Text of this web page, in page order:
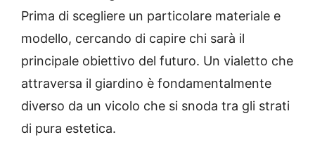
Prima di scegliere un particolare materiale e
modello, cercando di capire chi sarà il
principale obiettivo del futuro. Un vialetto che
attraversa il giardino è fondamentalmente
diverso da un vicolo che si snoda tra gli strati
di pura estetica.